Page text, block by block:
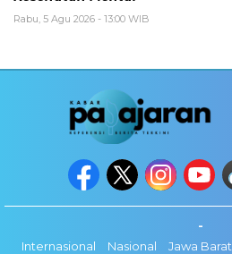
Rabu, 5 Agu 2026 - 13:00 WIB
-
Internasional
Nasional Jawa Barat